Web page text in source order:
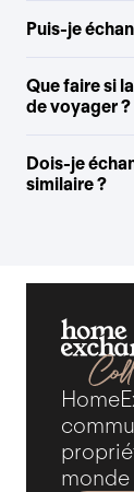
Puis-je
Que faire si
de voyager ?
Dois-je
similaire ?
monde